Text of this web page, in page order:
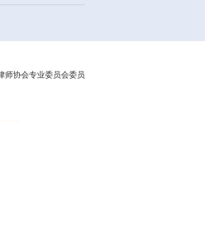
师协会专业委员会委员